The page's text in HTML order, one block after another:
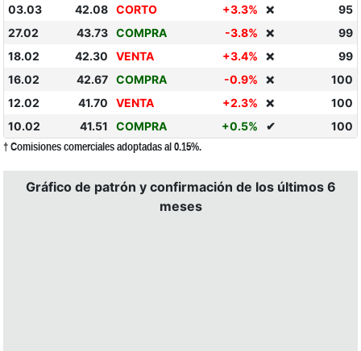
03.03
42.08 CORTO +3.3% ❌
95
27.02
43.73 COMPRA -3.8% ❌
99
18.02
42.30 VENTA +3.4% ❌
99
16.02
42.67 COMPRA -0.9% ❌
100
12.02
41.70 VENTA +2.3% ❌
100
10.02
41.51 COMPRA +0.5% ✔ 100
† Comisiones comerciales adoptadas al 0.15%.
Gráfico de patrón y confirmación de los últimos 6
meses